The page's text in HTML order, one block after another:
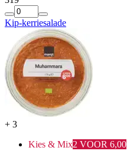
Kip-kerriesalade
+ 3
Kies & Mix2 VOOR 6,00